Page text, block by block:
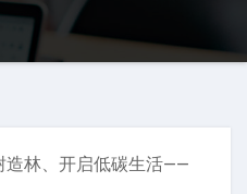
造林、开启低碳生活——